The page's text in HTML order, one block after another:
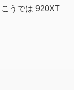
うでは 920XT